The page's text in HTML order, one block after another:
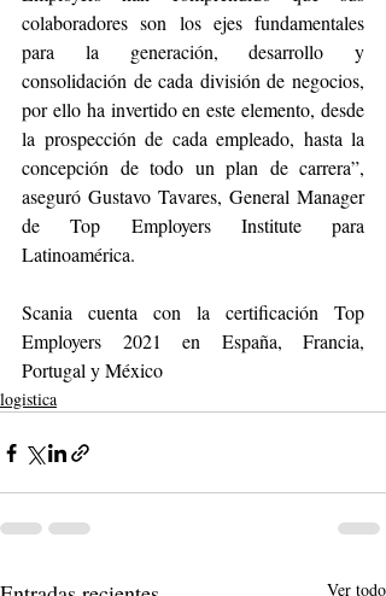
colaboradores son los ejes fundamentales
para la generación, desarrollo y
consolidación de cada división de negocios,
por ello ha invertido en este elemento, desde
la prospección de cada empleado, hasta la
concepción de todo un plan de carrera”,
aseguró Gustavo Tavares, General Manager
de Top Employers Institute para
Latinoamérica.
Scania cuenta con la certificación Top
Employers 2021 en España, Francia,
Portugal y México
logistica
Ver todo